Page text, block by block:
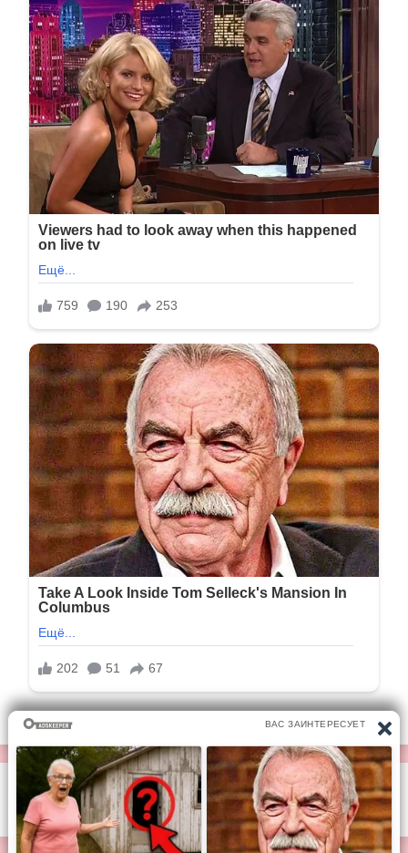
© https://vse-knigi.org